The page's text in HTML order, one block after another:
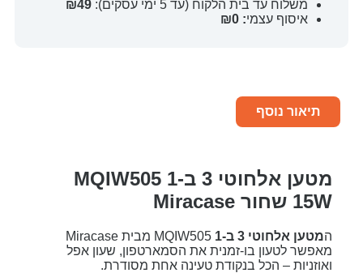
משלוח עד בית הלקוח (עד 5 ימי עסקים):
איסוף עצמי: ₪0
תיאור נוסף
מטען אלחוטי 3 ב-1 MQIW505
15W שחור Miracase
המטען אלחוטי 3 ב-1
MQIW505 מבית Miracase
מאפשר לטעון בו-זמנית את הסמארטפון, שעון אפל
ואוזניות – הכל בנקודת טעינה אחת מסודרת.